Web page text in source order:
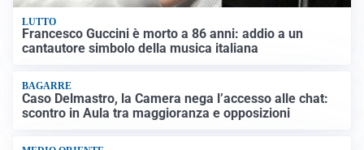
LUTTO
Francesco Guccini è morto a 86 anni: addio a un
cantautore simbolo della musica italiana
BAGARRE
Caso Delmastro, la Camera nega l’accesso alle chat:
scontro in Aula tra maggioranza e opposizioni